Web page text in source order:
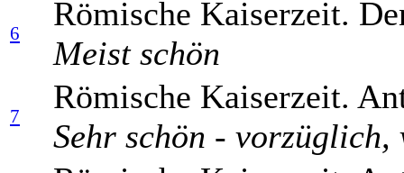
6
Römische Kaiserzeit.
Meist schön
7
Römische Kaiserzeit.
Sehr schön -